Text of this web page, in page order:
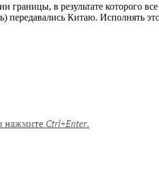
в результате которого
Китаю. Исполнять